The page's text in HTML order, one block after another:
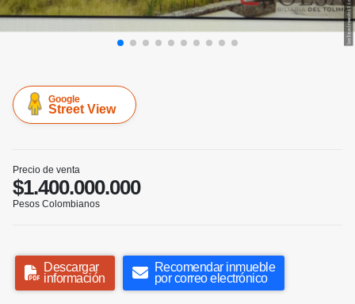
Google
Street View
Precio de venta
$1.400.000.000
Pesos Colombianos
Descargar
información
Recomendar inmueble
por correo electrónico